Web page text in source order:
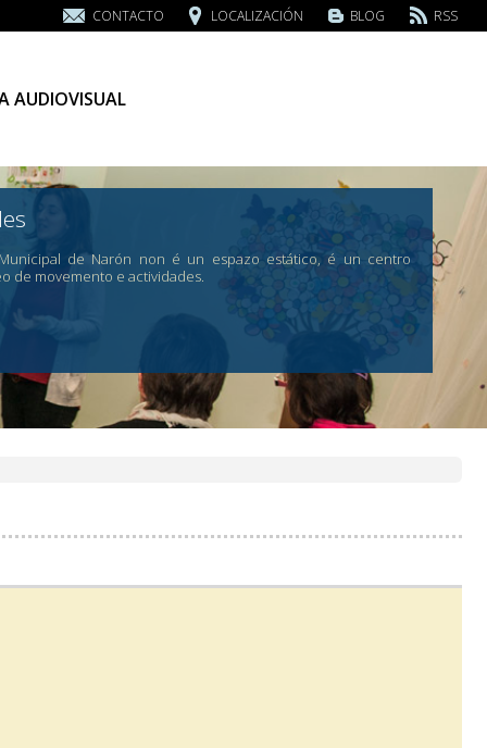
CONTACTO LOCALIZACIÓN BLOG RSS
AUDIOVISUAL
de Narón non é un espazo estático, é un centro
de movemento e actividades.